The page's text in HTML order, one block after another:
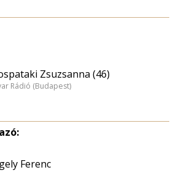
Zsuzsanna (46)
Rádió (Budapest)
Ferenc